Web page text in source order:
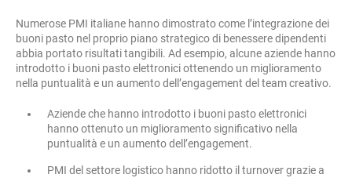
Numerose PMI italiane hanno dimostrato come l’integrazione dei
buoni pasto nel proprio piano strategico di benessere dipendenti
abbia portato risultati tangibili. Ad esempio, alcune aziende hanno
introdotto i buoni pasto elettronici ottenendo un miglioramento
nella puntualità e un aumento dell’engagement del team creativo.
Aziende che hanno introdotto i buoni pasto elettronici
hanno ottenuto un miglioramento significativo nella
puntualità e un aumento dell’engagement.
PMI del settore logistico hanno ridotto il turnover grazie a